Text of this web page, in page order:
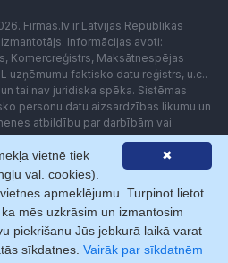
Firmas.lv ir Latvijas Republikas
Informācijas avoti:
Komercreģistrs, Maksātnespējas
uzņēmumu faktisko datu reģistrs, u.c..
tai nav juridiska spēka. Sistēmas
personu datu aizsardzības likumu un
atbildību par darbībām vai
pakalpojumu. Lietotājam aizliegts
sistēmas vai iekārtas (robotus)
saskaņošanas ar Firmas.lv. Galvenā
politika Norēķini ar
✖
vietnē tiek
val. cookies).
apmeklējumu. Turpinot lietot
mēs uzkrāsim un izmantosim
piekrišanu Jūs jebkurā laikā varat
sīkdatnes. Vairāk par sīkdatnēm